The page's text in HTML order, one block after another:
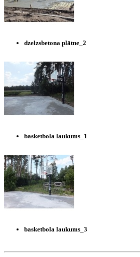
dzelzsbetona plātne_2
basketbola laukums_1
basketbola laukums_3